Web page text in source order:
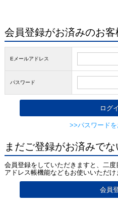
会員登録がお済みのお客
Eメールアドレス
パスワード
>>パスワード
まだご登録がお済みで
会員登録をしていただきますと、二度
アドレス帳機能などもお使いいただけ